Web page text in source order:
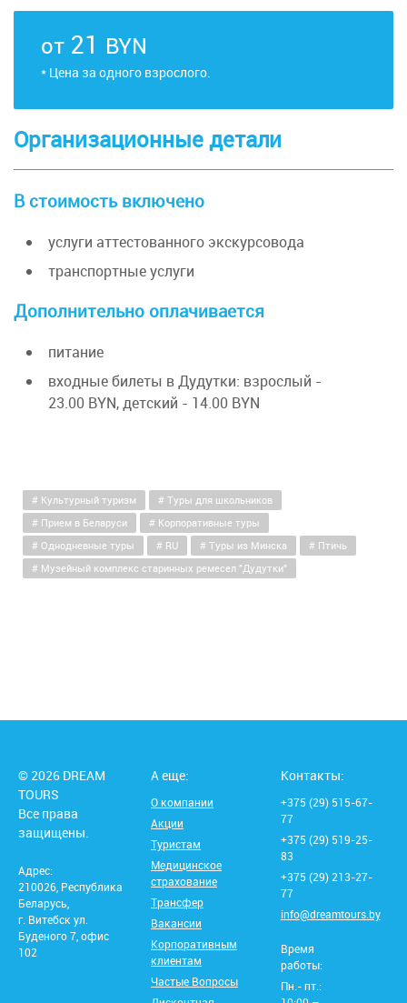
от 21 BYN
* Цена за одного взрослого.
Организационные детали
В стоимость включено
услуги аттестованного экскурсовода
транспортные услуги
Дополнительно оплачивается
питание
входные билеты в Дудутки: взрослый -
23.00 BYN, детский - 14.00 BYN
Культурный туризм
Туры для школьников
Прием в Беларуси
Корпоративные туры
Однодневные туры
RU Туры из Минска
Птичь
Музейный комплекс старинных ремесел "Дудутки"
© 2026 DREAM
TOURS
Все права
защищены.
Адрес:
210026, Республика
Беларусь,
г. Витебск ул.
Буденого 7, офис
102
А еще:
О компании
Акции
Туристам
Медицинское
страхование
Трансфер
Вакансии
Корпоративным
клиентам
Частые Вопросы
Контакты:
+375 (29) 515-67-
77
+375 (29) 519-25-
83
+375 (29) 213-27-
77
info@dreamtours.by
Время
работы:
Пн.- пт.: